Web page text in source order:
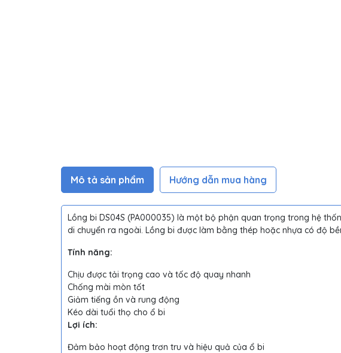
Mô tả sản phẩm Hướng dẫn mua hàng
Lồng bi DS04S (PA000035) là một bộ phận quan trọng trong hệ
di chuyển ra ngoài. Lồng bi được làm bằng thép hoặc nhựa có độ
Tính năng:
Chịu được tải trọng cao và tốc độ quay nhanh
Chống mài mòn tốt
Giảm tiếng ồn và rung động
Kéo dài tuổi thọ cho ổ bi
Lợi ích:
Đảm bảo hoạt động trơn tru và hiệu quả của ổ bi